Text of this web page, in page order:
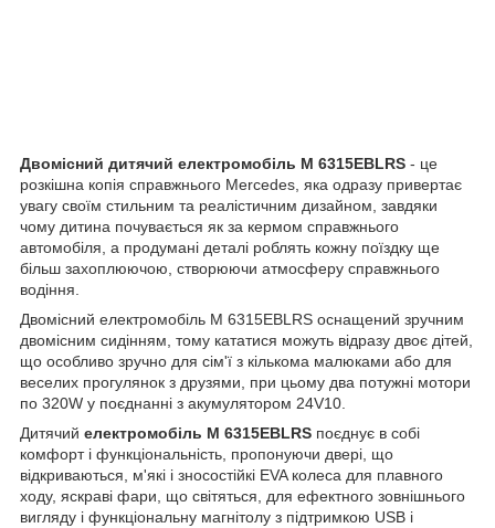
Двомісний дитячий електромобіль M 6315EBLRS - це
розкішна копія справжнього Mercedes, яка одразу привертає
увагу своїм стильним та реалістичним дизайном, завдяки
чому дитина почувається як за кермом справжнього
автомобіля, а продумані деталі роблять кожну поїздку ще
більш захоплюючою, створюючи атмосферу справжнього
водіння.
Двомісний електромобіль M 6315EBLRS оснащений зручним
двомісним сидінням, тому кататися можуть відразу двоє дітей,
що особливо зручно для сім'ї з кількома малюками або для
веселих прогулянок з друзями, при цьому два потужні мотори
по 320W у поєднанні з акумулятором 24V10.
Дитячий електромобіль M 6315EBLRS поєднує в собі
комфорт і функціональність, пропонуючи двері, що
відкриваються, м'які і зносостійкі EVA колеса для плавного
ходу, яскраві фари, що світяться, для ефектного зовнішнього
вигляду і функціональну магнітолу з підтримкою USB і